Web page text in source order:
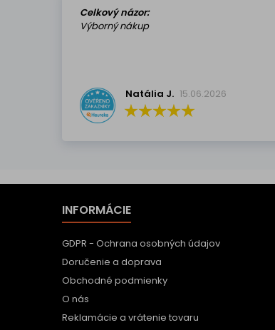
Celkový názor:
Výborný nákup
Natália J. 15.06.2026
INFORMÁCIE
GDPR - Ochrana osobných údajov
Doručenie a doprava
Obchodné podmienky
O nás
Reklamácie a vrátenie tovaru